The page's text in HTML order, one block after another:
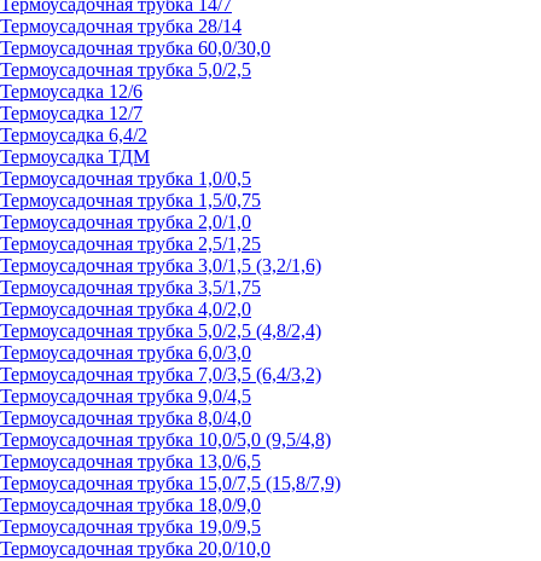
Термоусадочная трубка 14/7
Термоусадочная трубка 28/14
Термоусадочная трубка 60,0/30,0
Термоусадочная трубка 5,0/2,5
Термоусадка 12/6
Термоусадка 12/7
Термоусадка 6,4/2
Термоусадка ТДМ
Термоусадочная трубка 1,0/0,5
Термоусадочная трубка 1,5/0,75
Термоусадочная трубка 2,0/1,0
Термоусадочная трубка 2,5/1,25
Термоусадочная трубка 3,0/1,5 (3,2/1,6)
Термоусадочная трубка 3,5/1,75
Термоусадочная трубка 4,0/2,0
Термоусадочная трубка 5,0/2,5 (4,8/2,4)
Термоусадочная трубка 6,0/3,0
Термоусадочная трубка 7,0/3,5 (6,4/3,2)
Термоусадочная трубка 9,0/4,5
Термоусадочная трубка 8,0/4,0
Термоусадочная трубка 10,0/5,0 (9,5/4,8)
Термоусадочная трубка 13,0/6,5
Термоусадочная трубка 15,0/7,5 (15,8/7,9)
Термоусадочная трубка 18,0/9,0
Термоусадочная трубка 19,0/9,5
Термоусадочная трубка 20,0/10,0